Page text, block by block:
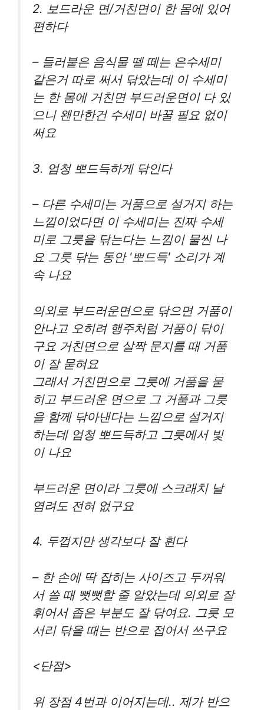
2. 보드라운 면/거친면이 한 몸에 있어
편하다
– 들러붙은 음식물 뗄 떼는 은수세미
같은거 따로 써서 닦았는데 이 수세미
는 한 몸에 거친면 부드러운면이 다 있
으니 왠만한건 수세미 바꿀 필요 없이
써요
3. 엄청 뽀드득하게 닦인다
– 다른 수세미는 거품으로 설거지 하는
느낌이었다면 이 수세미는 진짜 수세
미로 그릇을 닦는다는 느낌이 물씬 나
요 그릇 닦는 동안 '뽀드득' 소리가 계
속 나요
의외로 부드러운면으로 닦으면 거품이
안나고 오히려 행주처럼 거품이 닦이
구요 거친면으로 살짝 문지를 때 거품
이 잘 묻혀요
그래서 거친면으로 그릇에 거품을 묻
히고 부드러운 면으로 그 거품과 그릇
을 함께 닦아낸다는 느낌으로 설거지
하는데 엄청 뽀드득하고 그릇에서 빛
이 나요
부드러운 면이라 그릇에 스크래치 날
염려도 전혀 없구요
4. 두껍지만 생각보다 잘 휜다
– 한 손에 딱 잡히는 사이즈고 두꺼워
서 쓸 때 뻣뻣할 줄 알았는데 의외로 잘
휘어서 좁은 부분도 잘 닦여요. 그릇 모
서리 닦을 때는 반으로 접어서 쓰구요
<단점>
위 장점 4번과 이어지는데.. 제가 반으